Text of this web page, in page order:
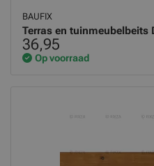
BAUFIX
Terras en tuinmeubelbeits
36,95
Op voorraad